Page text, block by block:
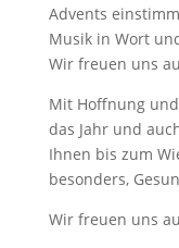
Advents
Musik in Wort
Wir freuen uns
Mit Hoffnung
das Jahr und
Ihnen bis zum
besonders,
Wir freuen uns